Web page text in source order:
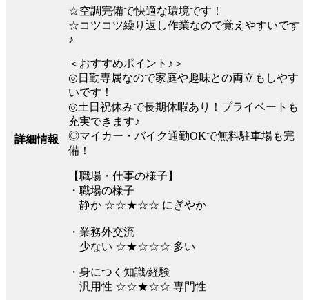
詳細情報
☆空調完備で快適な環境です！
☆コツコツ繰り返し作業なので覚えやすいです
♪
＜おすすめポイント♪＞
◎日勤専属なので家庭や趣味との両立もしやす
いです！
◎土日祝休みで長期休暇あり！プライベートも
充実できます♪
◎マイカー・バイク通勤OKで無料駐車場も完
備！
【職場・仕事の様子】
・職場の様子
静か ☆☆★☆☆ にぎやか
・業務外交流
少ない ☆★☆☆☆ 多い
・身につく知識/経験
汎用性 ☆☆★☆☆ 専門性